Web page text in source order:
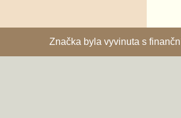
Značka byla vyvinuta s